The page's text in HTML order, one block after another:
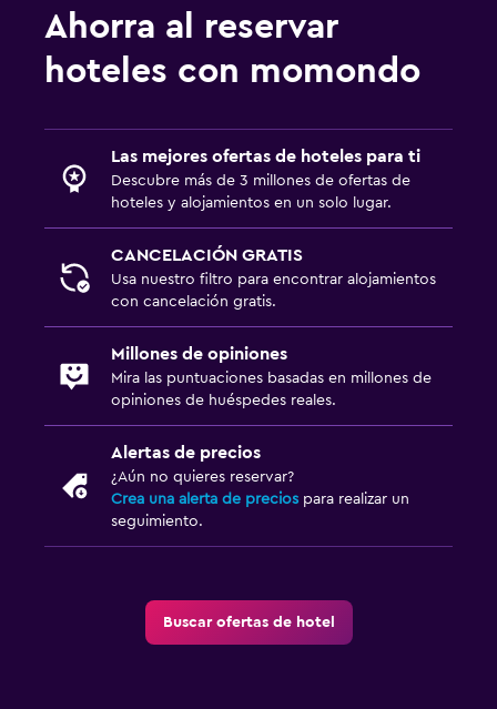
Estacionamiento en la calle
Estacionamiento gratuito
Fax/fotocopiadora
Ideal para familias
Cuna/cama nido disponibles
Libros, DVD, música para niños
Comidas para niños
Sistema de entretenimiento
TV de pantalla plana
Almuerzos para llevar
Ahorra al reservar
hoteles con momondo
Las mejores ofertas de hoteles para ti
Descubre más de 3 millones de ofertas de
hoteles y alojamientos en un solo lugar.
CANCELACIÓN GRATIS
Usa nuestro filtro para encontrar alojamientos
con cancelación gratis.
Millones de opiniones
Mira las puntuaciones basadas en millones de
opiniones de huéspedes reales.
Alertas de precios
¿Aún no quieres reservar?
Crea una alerta de precios para realizar un
seguimiento.
Buscar ofertas de hotel